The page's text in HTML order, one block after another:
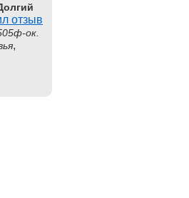
отзыв
ок.
,